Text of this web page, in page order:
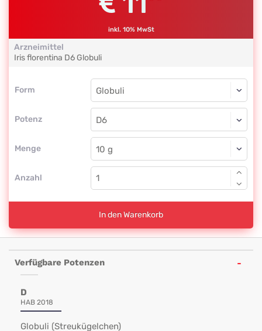
inkl. 10% MwSt
Arzneimittel
Iris florentina D6 Globuli
Form
Form
Potenz
Globuli
D6
Menge
Globuli
Anzahl
In den Warenkorb
Verfügbare Potenzen
D
HAB 2018
Globuli (Streukügelchen)